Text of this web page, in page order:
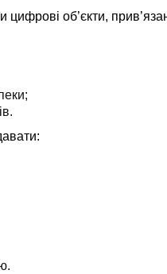
об’єкти,